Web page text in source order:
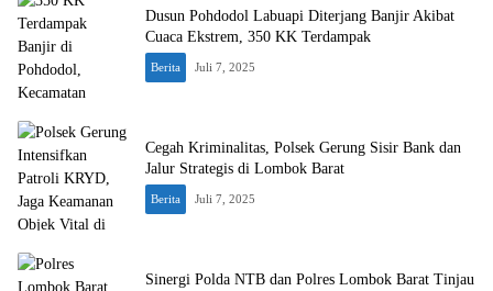
Dusun Pohdodol Labuapi Diterjang Banjir Akibat
Cuaca Ekstrem, 350 KK Terdampak
Berita Juli 7, 2025
Cegah Kriminalitas, Polsek Gerung Sisir Bank dan
Jalur Strategis di Lombok Barat
Berita Juli 7, 2025
Sinergi Polda NTB dan Polres Lombok Barat Tinjau